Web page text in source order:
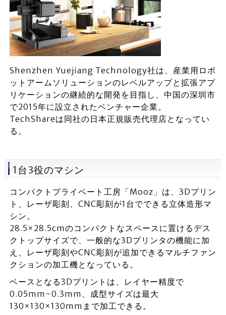
Shenzhen Yuejiang Technology社は、産業用ロボ
ットアームソリューションのレベルアップと拡張アプ
リケーションの継続的な開発を目指し、中国の深圳市
で2015年に設立されたベンチャー企業。
TechShareは同社の日本正規販売代理店となってい
る。
1台3役のマシン
コンパクトプライベート工房「Mooz」は、3Dプリン
ト、レーザ彫刻、CNC彫刻が1台でできる立体造形マ
シン。
28.5×28.5cmのコンパクトなスペースに置けるデス
クトップサイズで、一般的な3Dプリンタの機能に加
え、レーザ彫刻やCNC彫刻が追加できるマルチファン
クションの加工機となっている。
ベースとなる3Dプリントは、レイヤー精度で
0.05mm~0.3mm、成型サイズは最大
130×130×130mmまで加工できる。